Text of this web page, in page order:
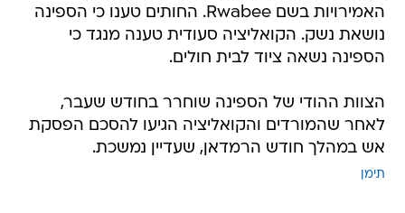
האמירויות בשם Rwabee. החותים טענו כי הספינה
נושאת נשק. הקואליציה סעודית טענה מנגד כי
הספינה נשאה ציוד לבית חולים.
הצוות ההודי של הספינה שוחרר בחודש שעבר,
לאחר שהמורדים והקואליציה הגיעו להסכם הפסקת
אש במהלך חודש הרמדאן, שעדיין נמשכת.
תימן